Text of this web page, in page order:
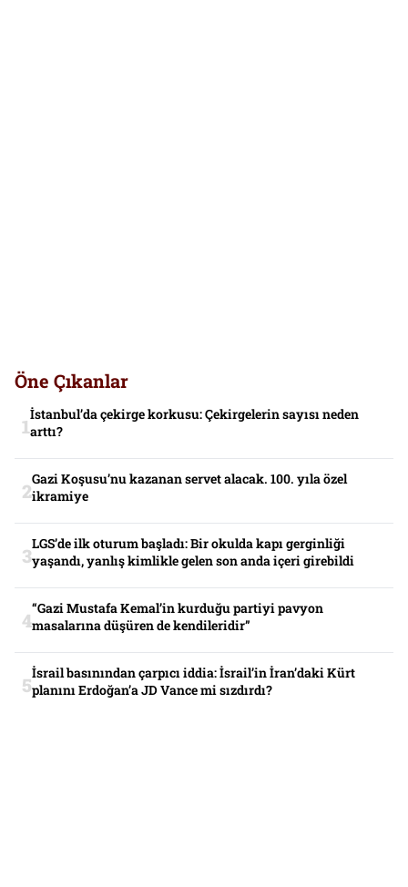
Öne Çıkanlar
İstanbul’da çekirge korkusu: Çekirgelerin sayısı neden
arttı?
Gazi Koşusu’nu kazanan servet alacak. 100. yıla özel
ikramiye
LGS’de ilk oturum başladı: Bir okulda kapı gerginliği
yaşandı, yanlış kimlikle gelen son anda içeri girebildi
“Gazi Mustafa Kemal’in kurduğu partiyi pavyon
masalarına düşüren de kendileridir”
İsrail basınından çarpıcı iddia: İsrail’in İran’daki Kürt
planını Erdoğan’a JD Vance mi sızdırdı?